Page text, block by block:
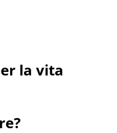
la vita